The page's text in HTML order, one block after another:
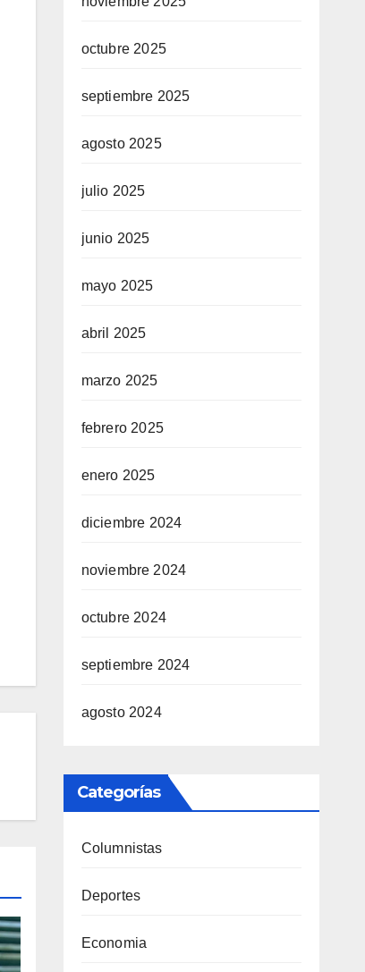
octubre 2025
septiembre 2025
agosto 2025
julio 2025
junio 2025
mayo 2025
abril 2025
marzo 2025
febrero 2025
enero 2025
diciembre 2024
noviembre 2024
octubre 2024
septiembre 2024
agosto 2024
Categorías
Columnistas
Deportes
Economia